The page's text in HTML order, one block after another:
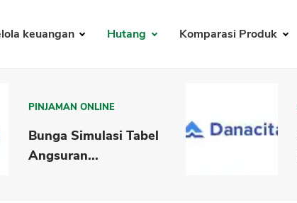
keuangan Hutang Komparasi Produk
PINJAMAN ONLINE
Bunga Simulasi Tabel
Angsuran...